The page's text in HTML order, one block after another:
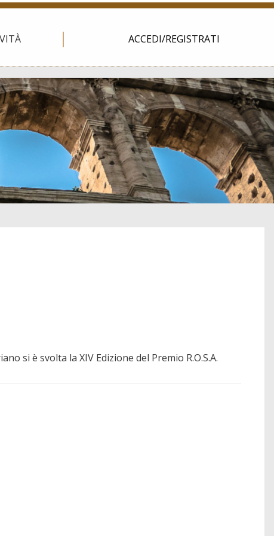
ACCEDI/REGISTRATI
si è svolta la XIV Edizione del Premio R.O.S.A.